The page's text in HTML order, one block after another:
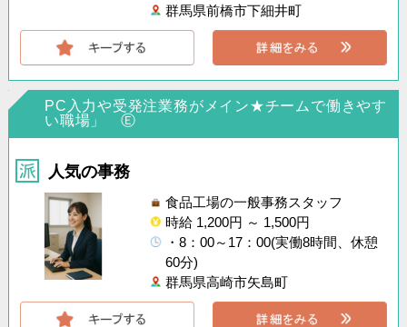
群馬県前橋市下細井町
PC入力や受発注業務がメイン★チームで働きやす
い職場」 Ⓔ
人気の事務
食品工場の一般事務スタッフ
時給 1,200円 ～ 1,500円
・8：00～17：00(実働8時間、休憩
60分)
群馬県高崎市矢島町